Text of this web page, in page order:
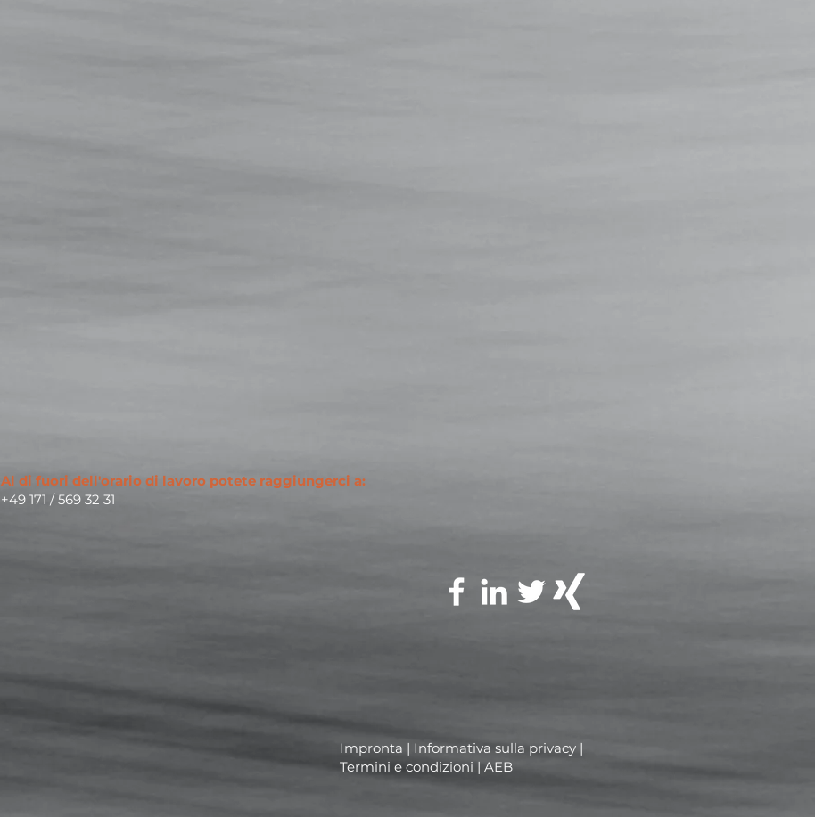
Al di fuori dell'orario di lavoro potete raggiungerci a:
+49 171 / 569 32 31
Impronta | Informativa sulla privacy |
Termini e condizioni | AEB